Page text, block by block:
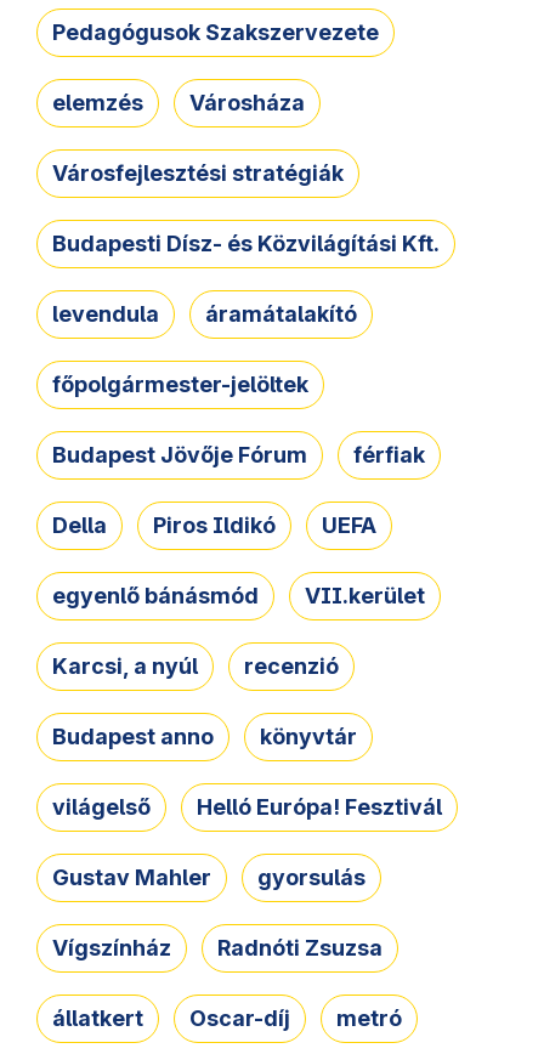
Pedagógusok Szakszervezete
elemzés Városháza
Városfejlesztési stratégiák
Budapesti Dísz- és Közvilágítási Kft.
levendula áramátalakító
főpolgármester-jelöltek
Budapest Jövője Fórum férfiak
Della Piros Ildikó UEFA
egyenlő bánásmód VII.kerület
Karcsi, a nyúl recenzió
Budapest anno könyvtár
világelső Helló Európa! Fesztivál
Gustav Mahler gyorsulás
Vígszínház Radnóti Zsuzsa
állatkert Oscar-díj metró